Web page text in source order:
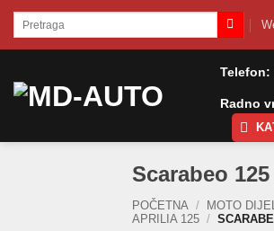
SkipPretraži:
Telefon:
Radno
Scarabeo
POČETNA / MOTO
APRILIA 125 /